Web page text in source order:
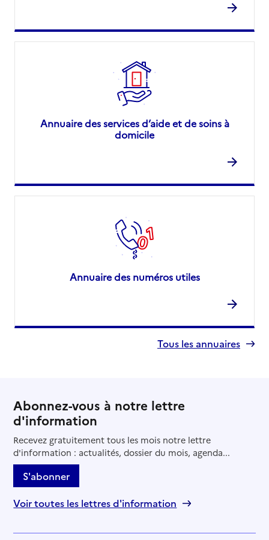
Annuaire des services d’aide et de soins à
domicile
Annuaire des numéros utiles
Tous les annuaires
Abonnez-vous à notre lettre
d'information
Recevez gratuitement tous les mois notre lettre
d'information : actualités, dossier du mois, agenda...
S'abonner
Voir toutes les lettres d'information